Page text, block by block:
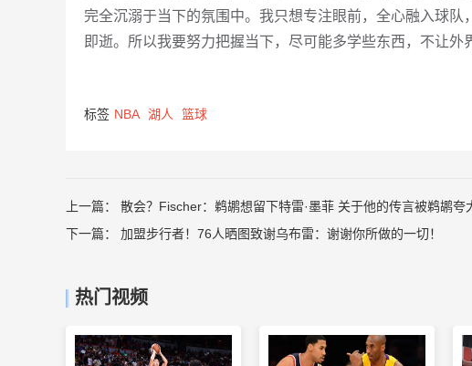
完全沉溺于当下的氛围中。我只想专注眼前，全心融入球
即逝。所以我要努力把握当下，尽可能多学些东西，不让外
标签 NBA 湖人 篮球
上一篇： 散会？Fischer：鹈鹕想留下特雷·墨菲 关于他的传言被鹈鹕夸
下一篇： 加盟步行者！76人晒图致谢乌布雷：谢谢你所做的一切！
热门视频